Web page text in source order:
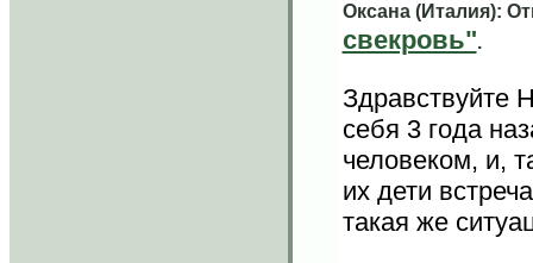
Оксана (Италия):
свекровь".
Здравствуйте
себя 3 года
человеком, и,
их дети
такая же